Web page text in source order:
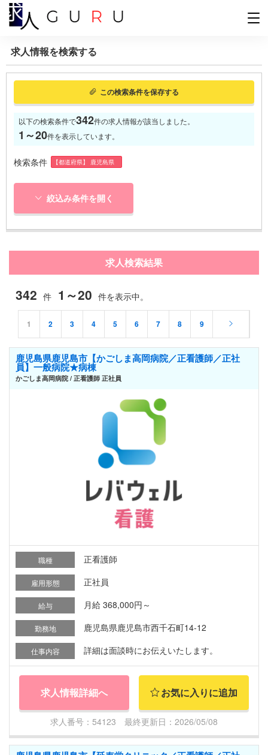
求人情報を検索する
この検索条件を保存する
以下の検索条件で342件の求人情報が該当しました。
1～20件を表示しています。
検索条件 【都道府県】 鹿児島県
絞込み条件を開く
求人検索結果
342 件 1～20 件を表示中。
1 2 3 4 5 6 7 8 9
鹿児島県鹿児島市【かごしま高岡病院／正看護師／正社
員】一般病院★病棟
かごしま高岡病院 / 正看護師 正社員
職種 正看護師
雇用形態 正社員
給与 月給 368,000円～
勤務地 鹿児島県鹿児島市西千石町14-12
仕事内容 詳細は面談時にお伝えいたします。
求人情報詳細へ お気に入りに追加
求人番号：54123 最終更新日：2026/05/08